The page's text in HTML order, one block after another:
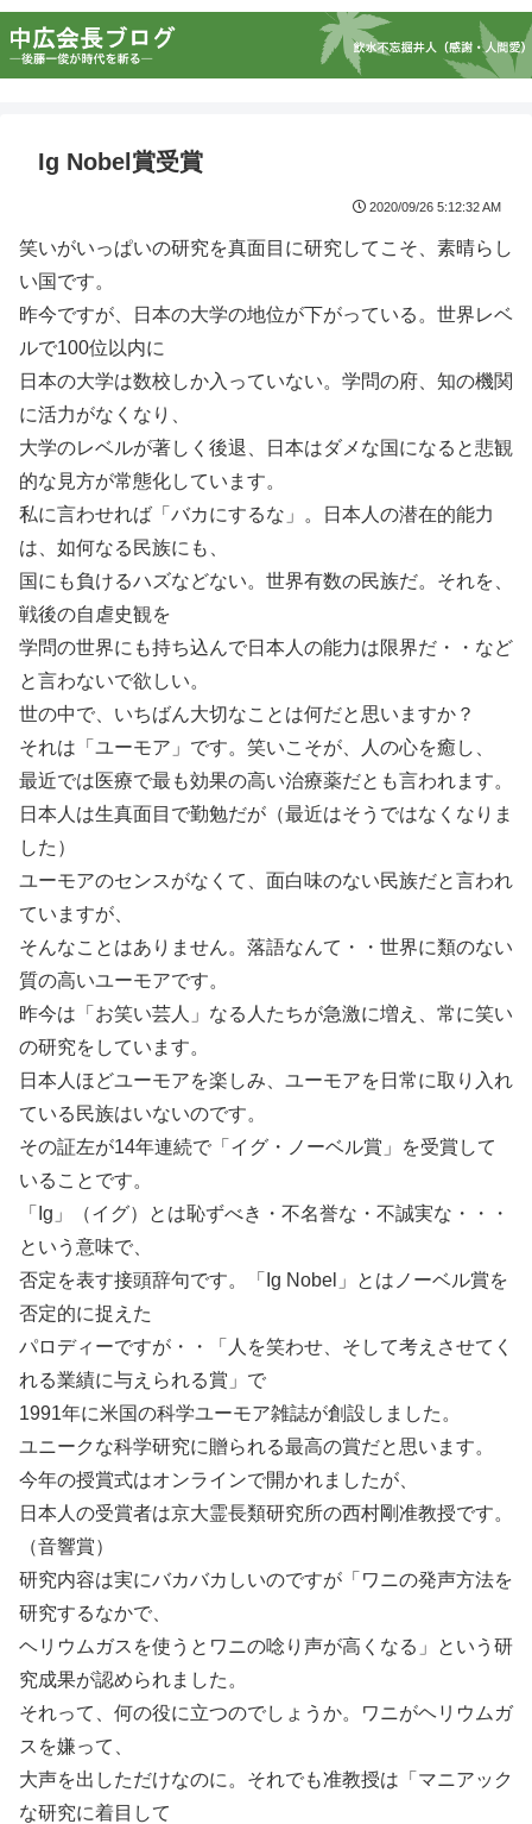
Ig Nobel賞受賞
2020/09/26 5:12:32 AM
笑いがいっぱいの研究を真面目に研究してこそ、素晴らし
い国です。
昨今ですが、日本の大学の地位が下がっている。世界レベ
ルで100位以内に
日本の大学は数校しか入っていない。学問の府、知の機関
に活力がなくなり、
大学のレベルが著しく後退、日本はダメな国になると悲観
的な見方が常態化しています。
私に言わせれば「バカにするな」。日本人の潜在的能力
は、如何なる民族にも、
国にも負けるハズなどない。世界有数の民族だ。それを、
戦後の自虐史観を
学問の世界にも持ち込んで日本人の能力は限界だ・・など
と言わないで欲しい。
世の中で、いちばん大切なことは何だと思いますか？
それは「ユーモア」です。笑いこそが、人の心を癒し、
最近では医療で最も効果の高い治療薬だとも言われます。
日本人は生真面目で勤勉だが（最近はそうではなくなりま
した）
ユーモアのセンスがなくて、面白味のない民族だと言われ
ていますが、
そんなことはありません。落語なんて・・世界に類のない
質の高いユーモアです。
昨今は「お笑い芸人」なる人たちが急激に増え、常に笑い
の研究をしています。
日本人ほどユーモアを楽しみ、ユーモアを日常に取り入れ
ている民族はいないのです。
その証左が14年連続で「イグ・ノーベル賞」を受賞して
いることです。
「Ig」（イグ）とは恥ずべき・不名誉な・不誠実な・・・
という意味で、
否定を表す接頭辞句です。「Ig Nobel」とはノーベル賞を
否定的に捉えた
パロディーですが・・「人を笑わせ、そして考えさせてく
れる業績に与えられる賞」で
1991年に米国の科学ユーモア雑誌が創設しました。
ユニークな科学研究に贈られる最高の賞だと思います。
今年の授賞式はオンラインで開かれましたが、
日本人の受賞者は京大霊長類研究所の西村剛准教授です。
（音響賞）
研究内容は実にバカバカしいのですが「ワニの発声方法を
研究するなかで、
ヘリウムガスを使うとワニの唸り声が高くなる」という研
究成果が認められました。
それって、何の役に立つのでしょうか。ワニがヘリウムガ
スを嫌って、
大声を出しただけなのに。それでも准教授は「マニアック
な研究に着目して